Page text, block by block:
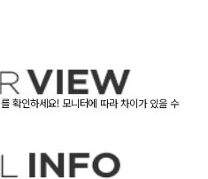
확인하세요! 모니터에 따라 차이가 있을 수